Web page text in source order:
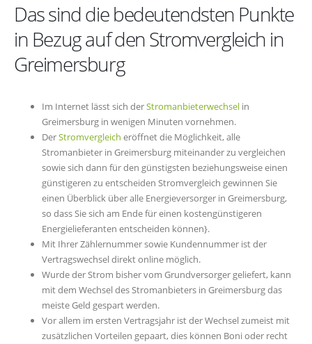
Das sind die bedeutendsten Punkte
in Bezug auf den Stromvergleich in
Greimersburg
Im Internet lässt sich derStromanbieterwechsel in
Greimersburg in wenigen Minuten vornehmen.
DerStromvergleich eröffnet die Möglichkeit, alle
Stromanbieter in Greimersburg miteinander zu vergleichen
sowie sich dann für den günstigsten beziehungsweise einen
günstigeren zu entscheiden Stromvergleich gewinnen Sie
einen Überblick über alle Energieversorger in Greimersburg,
so dass Sie sich am Ende für einen kostengünstigeren
Energielieferanten entscheiden können}.
Mit Ihrer Zählernummer sowie Kundennummer ist der
Vertragswechsel direkt online möglich.
Wurde der Strom bisher vom Grundversorger geliefert, kann
mit dem Wechsel des Stromanbieters in Greimersburg das
meiste Geld gespart werden.
Vor allem im ersten Vertragsjahr ist der Wechsel zumeist mit
zusätzlichen Vorteilen gepaart, dies können Boni oder recht